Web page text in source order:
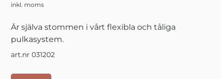
inkl. moms
Är själva stommen i vårt flexibla och tåliga
pulkasystem.
art.nr 031202